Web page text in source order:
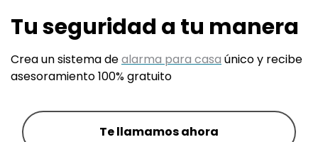
Tu seguridad a tu manera
Crea un sistema dealarma para casa único y recibe
asesoramiento 100% gratuito
Te llamamos ahora